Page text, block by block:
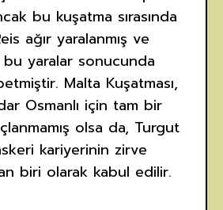
bu kuşatma sırasında
ağır yaralanmış ve
yaralar sonucunda
Malta Kuşatması,
Osmanlı için tam bir
olsa da, Turgut
kariyerinin zirve
biri olarak kabul edilir.